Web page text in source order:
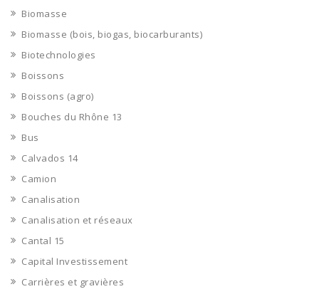
Biomasse
Biomasse (bois, biogas, biocarburants)
Biotechnologies
Boissons
Boissons (agro)
Bouches du Rhône 13
Bus
Calvados 14
Camion
Canalisation
Canalisation et réseaux
Cantal 15
Capital Investissement
Carrières et gravières